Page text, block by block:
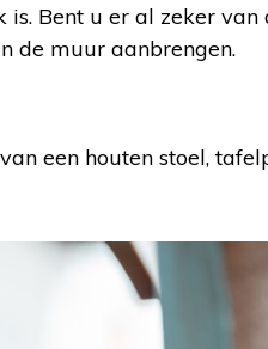
Bent u er al zeker
de muur aanbrengen.
een houten stoel,